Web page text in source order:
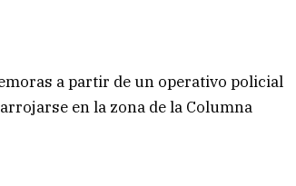
a partir de un operativo policial
en la zona de la Columna